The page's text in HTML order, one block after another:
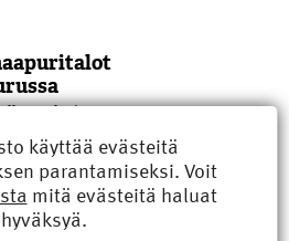
rakennukset
keinoja vahvistaa
vaativa
pian edessä.
käyttää evästeitä
parantamiseksi. Voit
mitä evästeitä haluat
hyväksyä.